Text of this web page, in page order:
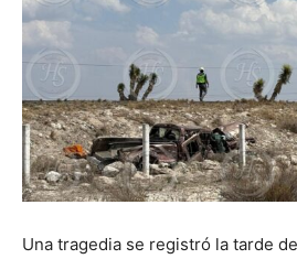
Una tragedia se registró la tarde